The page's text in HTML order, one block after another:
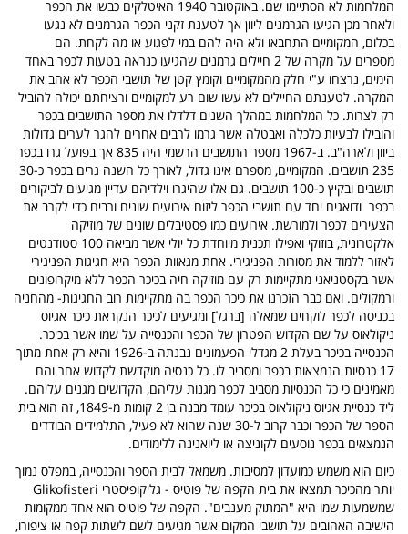
המלחמות לא הסתיימו שם. באוקטובר 1940 האיטלקים כבשו את הכפר
ולאחר מכן הגיעו הגרמנים ליוון אך לטענת זקני הכפר הגרמנים לא נגעו
בכלום, המקומיים התחבאו ולא היה להם במי לפגוע או מה לקחת. הם
מספרים על מקרה של 2 חיילים גרמנים שהגיעו כנראה בטעות לכפר באחד
הימים, נרצחו ע"י חלק מהמקומיים וקומץ קטן של תושבי הכפר לא אהב את
המקרה. לטענתם החיילים לא עשו שום רע למקומיים ורציחתם יכולה להוביל
רק לצרות. כל המלחמות במהלך השנים דלדלו את מספר התושבים בכפר
והובילו לבעיות כלכלה ואבטלה אשר גרמו לרבים אחרים להגר לערים גדולות
ביוון ולארה"ב. ב-1967 מספר התושבים הרשמי היה 835 אך בפועל גרו בכפר
235 תושבים. המקומיים, מספרם אינו גדול, לאורך כל השנה גרים בכפר כ-30
תושבים ובקיץ כ-100 תושבים. גם אלו שהיגרו וילדיהם עדיין מגיעים לביקורים
בכפר ודואגים יחד עם תושבי הכפר ליזום אירועים שונים ורבים כדי לקרב את
הצעירים לכפר ולמורשת. אירועים כמו פסטיבלים שונים של מוזיקה
אלקטרונית, בוזוקי ואפילו תכנית מיוחדת כל יולי אשר מביאה 100 סטודנטים
לאזור ללמוד את מסורות הפניגירי. אחת מגאוות הכפר היא חגיגות הפניגירי
אשר בקסטניאני מתקיימות רק עם מוזיקה חיה בכיכר הכפר ללא מיקרופונים
ורמקולים. ואם כבר הזכרנו את כיכר הכפר בה מתקיימות רוב החגיגות- מהחניה
בכניסה לכפר לוקחים שמאלה [ברגל] ומגיעים לכיכר הנקראת כיכר אגיוס
ניקולאוס על שם הקדוש הפטרון של הכפר והכנסייה על שמו אשר בכיכר.
הכנסייה בכיכר בעלת 2 מגדלי הפעמונים נבנתה ב-1926 והיא רק אחת מתוך
17 כנסיות הנמצאות בכפר ומסביב לו. כל כנסיה מוקדשת לקדוש אחר והם
מאמינים כי כל הכנסיות מסביב לכפר מגנות עליהם, הקדושים מגנים עליהם.
ליד כנסיית אגיוס ניקולאוס בכיכר עומד מבנה בן 2 קומות מ-1849, זה הוא בית
הספר של הכפר וכבר קרוב ל-30 שנה שהוא לא פעיל, התלמידים הבודדים
הנמצאים בכפר נוסעים לקוניצה או ליואנינה ללימודים.
כיום הוא משמש כמועדון למסיבות. משמאל לבית הספר והכנסייה, במפלס נמוך
יותר מהכיכר תמצאו את בית הקפה של פוטיס - גליקופיסטרי Glikofisteri
שמשמעות שמו היא "המתוק מענבים". הקפה של פוטיס הוא אחד ממקומות
הישיבה האהובים על תושבי המקום אשר מגיעים לשם לשתות קפה או ציפורו,